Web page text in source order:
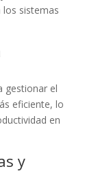
sistemas
gestionar el
eficiente, lo
en
y